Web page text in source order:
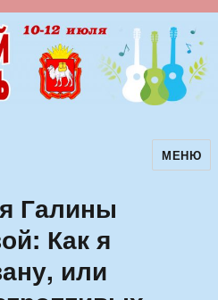
авторскойМЕНЮ
Галины
Как я
или